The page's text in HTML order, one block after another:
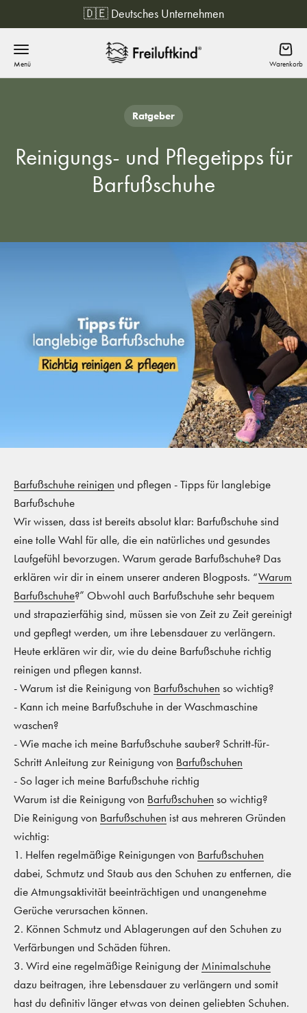
Zum Inhalt springen 🔒 12 Monate Garantie
Menü Freiluftkind
Ratgeber
Reinigungs- und Pflegetipps für
Barfußschuhe
Barfußschuhe reinigen und pflegen - Tipps für langlebige
Barfußschuhe
Wir wissen, dass ist bereits absolut klar: Barfußschuhe sind
eine tolle Wahl für alle, die ein natürliches und gesundes
Laufgefühl bevorzugen. Warum gerade Barfußschuhe? Das
erklären wir dir in einem unserer anderen Blogposts. “Warum
Barfußschuhe?” Obwohl auch Barfußschuhe sehr bequem
und strapazierfähig sind, müssen sie von Zeit zu Zeit gereinigt
und gepflegt werden, um ihre Lebensdauer zu verlängern.
Heute erklären wir dir, wie du deine Barfußschuhe richtig
reinigen und pflegen kannst.
- Warum ist die Reinigung von Barfußschuhen so wichtig?
- Kann ich meine Barfußschuhe in der Waschmaschine
waschen?
- Wie mache ich meine Barfußschuhe sauber? Schritt-für-
Schritt Anleitung zur Reinigung von Barfußschuhen
- So lager ich meine Barfußschuhe richtig
Warum ist die Reinigung von Barfußschuhen so wichtig?
Die Reinigung von Barfußschuhen ist aus mehreren Gründen
wichtig:
1. Helfen regelmäßige Reinigungen von Barfußschuhen
dabei, Schmutz und Staub aus den Schuhen zu entfernen, die
die Atmungsaktivität beeinträchtigen und unangenehme
Gerüche verursachen können.
2. Können Schmutz und Ablagerungen auf den Schuhen zu
Verfärbungen und Schäden führen.
3. Wird eine regelmäßige Reinigung der Minimalschuhe
dazu beitragen, ihre Lebensdauer zu verlängern und somit
hast du definitiv länger etwas von deinen geliebten Schuhen.